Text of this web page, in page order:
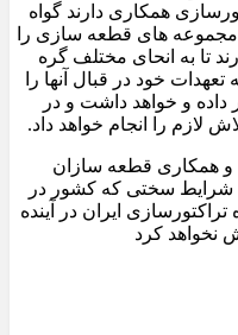
همکاری دارند گواه
مجموعه های قطعه سازی را
تا به انحای مختلف گره
خود در قبال آنها را
و خواهد داشت و در
را انجام خواهد داد.
و همکاری قطعه سازان
شرایط سختی که کشور در
ایران در آینده
نخواهد کرد